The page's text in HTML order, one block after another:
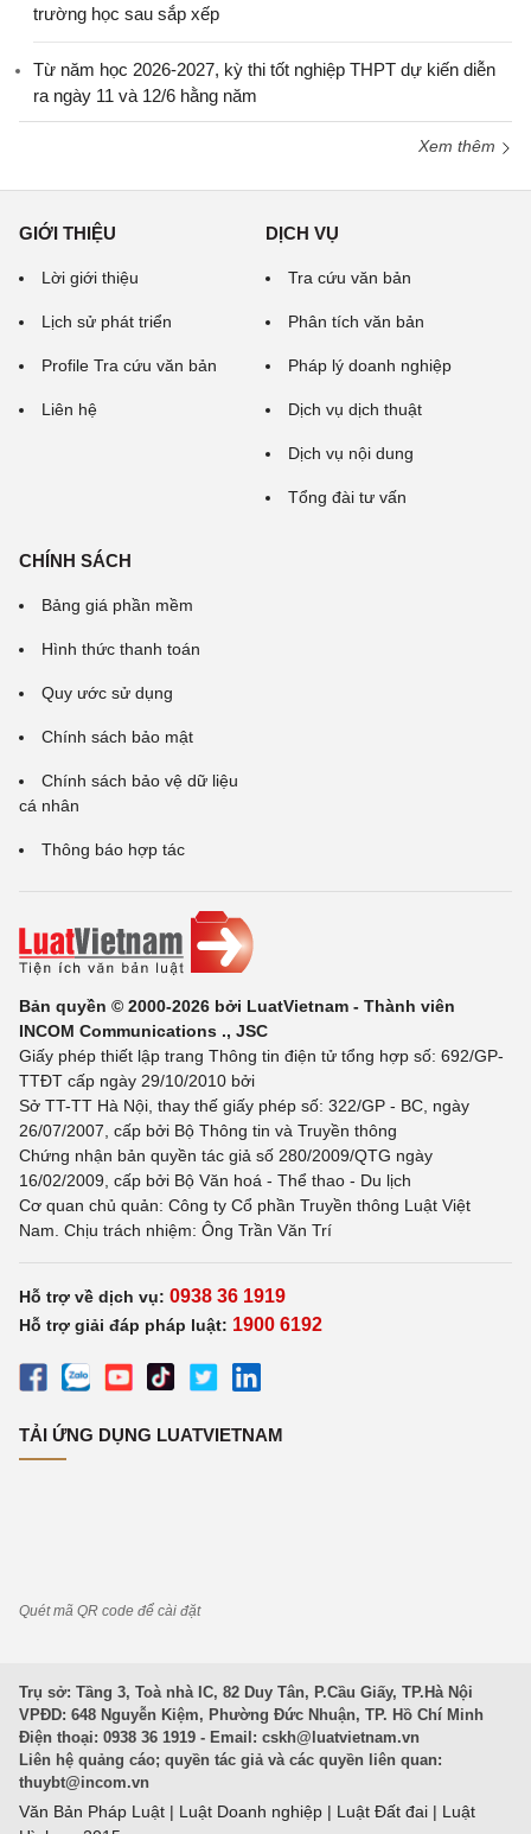
trường học sau sắp xếp
Từ năm học 2026-2027, kỳ thi tốt nghiệp THPT dự kiến diễn
ra ngày 11 và 12/6 hằng năm
Xem thêm
GIỚI THIỆU
Lời giới thiệu
Lịch sử phát triển
Profile Tra cứu văn bản
Liên hệ
DỊCH VỤ
Tra cứu văn bản
Phân tích văn bản
Pháp lý doanh nghiệp
Dịch vụ dịch thuật
Dịch vụ nội dung
Tổng đài tư vấn
CHÍNH SÁCH
Bảng giá phần mềm
Hình thức thanh toán
Quy ước sử dụng
Chính sách bảo mật
Chính sách bảo vệ dữ liệu
cá nhân
Thông báo hợp tác
Bản quyền © 2000-2026 bởi LuatVietnam - Thành viên
INCOM Communications ., JSC
Giấy phép thiết lập trang Thông tin điện tử tổng hợp số: 692/GP-
TTĐT cấp ngày 29/10/2010 bởi
Sở TT-TT Hà Nội, thay thế giấy phép số: 322/GP - BC, ngày
26/07/2007, cấp bởi Bộ Thông tin và Truyền thông
Chứng nhận bản quyền tác giả số 280/2009/QTG ngày
16/02/2009, cấp bởi Bộ Văn hoá - Thể thao - Du lịch
Cơ quan chủ quản: Công ty Cổ phần Truyền thông Luật Việt
Nam. Chịu trách nhiệm: Ông Trần Văn Trí
Hỗ trợ về dịch vụ: 0938 36 1919
Hỗ trợ giải đáp pháp luật: 1900 6192
TẢI ỨNG DỤNG LUATVIETNAM
Quét mã QR code để cài đặt
Trụ sở: Tầng 3, Toà nhà IC, 82 Duy Tân, P.Cầu Giấy, TP.Hà Nội
VPĐD: 648 Nguyễn Kiệm, Phường Đức Nhuận, TP. Hồ Chí Minh
Điện thoại: 0938 36 1919 - Email: cskh@luatvietnam.vn
Liên hệ quảng cáo; quyền tác giả và các quyền liên quan:
thuybt@incom.vn
Văn Bản Pháp Luật | Luật Doanh nghiệp | Luật Đất đai | Luật